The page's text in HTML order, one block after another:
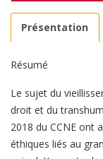
Présentation
Résumé
Le sujet du
droit et du
2018 du CCNE ont
éthiques liés au